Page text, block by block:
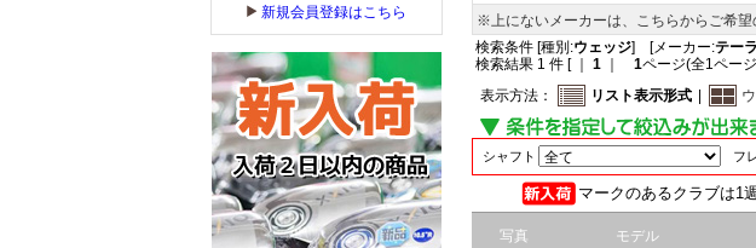
※上にないメーカーは、こちらからご希望
検索条件 [種別:ウェッジ] [メーカー:テー
検索結果 1 件 [ ｜ 1｜ 1ページ(全1ペー
表示方法：
リスト表示形式
シャフト フ
マークのあるクラブは1
写真 モデル